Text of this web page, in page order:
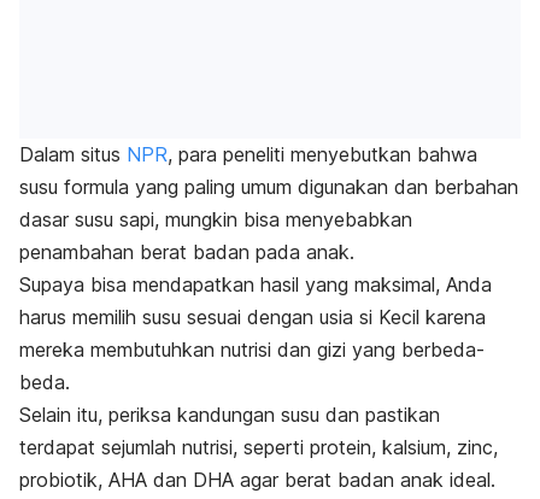
Dalam situs NPR, para peneliti menyebutkan bahwa
susu formula yang paling umum digunakan dan berbahan
dasar susu sapi, mungkin bisa menyebabkan
penambahan berat badan pada anak.
Supaya bisa mendapatkan hasil yang maksimal, Anda
harus memilih susu sesuai dengan usia si Kecil karena
mereka membutuhkan nutrisi dan gizi yang berbeda-
beda.
Selain itu, periksa kandungan susu dan pastikan
terdapat sejumlah nutrisi, seperti protein, kalsium, zinc,
probiotik, AHA dan DHA agar berat badan anak ideal.